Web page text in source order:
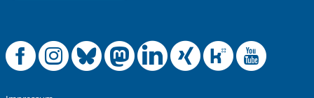
Offizielle
Offizielle
Offizielle
Offizielle
Offizielle